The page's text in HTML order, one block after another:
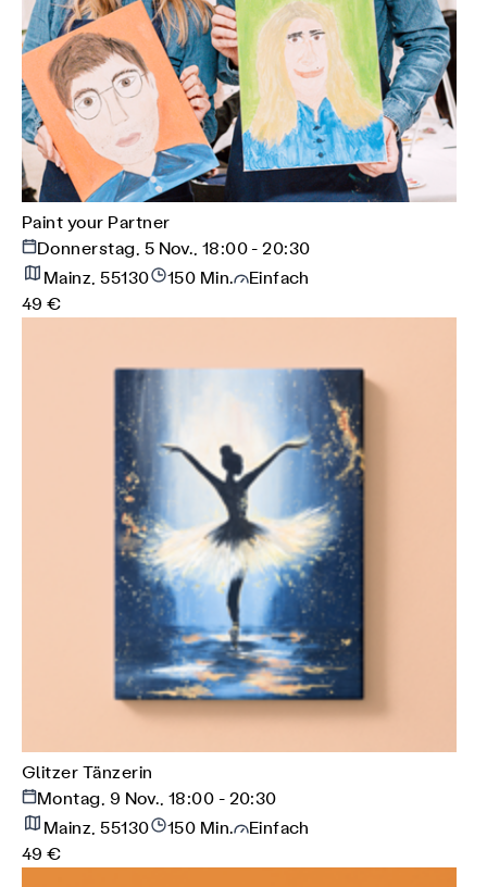
Paint your Partner
Donnerstag, 5 Nov., 18:00 - 20:30
Mainz, 55130
150 Min.
Einfach
49 €
Glitzer Tänzerin
Montag, 9 Nov., 18:00 - 20:30
Mainz, 55130
150 Min.
Einfach
49 €